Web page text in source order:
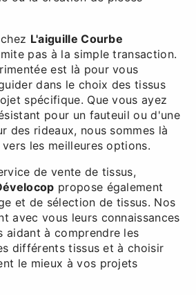
L'aiguille Courbe
pas à la simple transaction.
est là pour vous
dans le choix des tissus
spécifique. Que vous ayez
pour un fauteuil ou d'une
des rideaux, nous sommes là
les meilleures options.
de vente de tissus,
propose également
et de sélection de tissus. Nos
avec vous leurs connaissances
aidant à comprendre les
différents tissus et à choisir
le mieux à vos projets